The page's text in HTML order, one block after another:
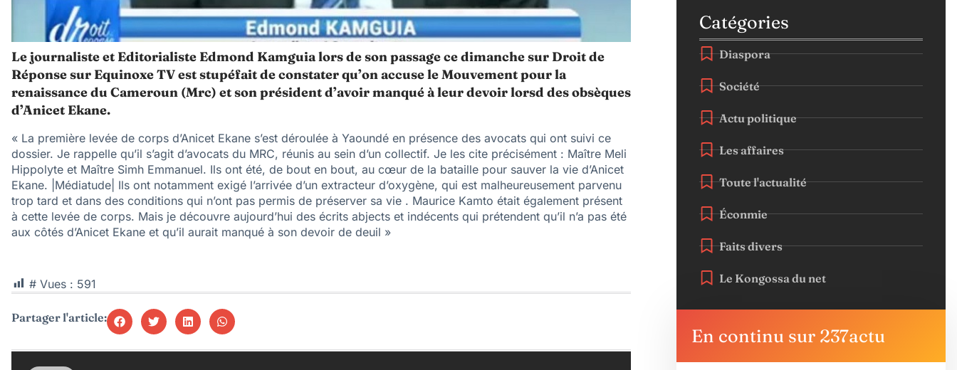
Le journaliste et Editorialiste Edmond Kamguia lors de son passage ce dimanche sur Droit de
Réponse sur Equinoxe TV est stupéfait de constater qu’on accuse le Mouvement pour la
renaissance du Cameroun (Mrc) et son président d’avoir manqué à leur devoir lorsd des obsèques
d’Anicet Ekane.
« La première levée de corps d’Anicet Ekane s’est déroulée à Yaoundé en présence des avocats qui ont suivi ce
dossier. Je rappelle qu’il s’agit d’avocats du MRC, réunis au sein d’un collectif. Je les cite précisément : Maître Meli
Hippolyte et Maître Simh Emmanuel. Ils ont été, de bout en bout, au cœur de la bataille pour sauver la vie d’Anicet
Ekane. |Médiatude| Ils ont notamment exigé l’arrivée d’un extracteur d’oxygène, qui est malheureusement parvenu
trop tard et dans des conditions qui n’ont pas permis de préserver sa vie . Maurice Kamto était également présent
à cette levée de corps. Mais je découvre aujourd’hui des écrits abjects et indécents qui prétendent qu’il n’a pas été
aux côtés d’Anicet Ekane et qu’il aurait manqué à son devoir de deuil »
# Vues : 591
Partager l'article:
Catégories
Diaspora
Société
Actu politique
Les affaires
Toute l'actualité
Éconmie
Faits divers
Le Kongossa du net
En continu sur 237actu